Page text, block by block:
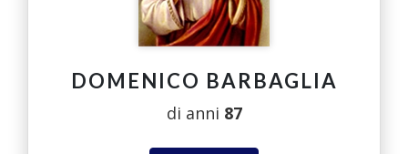
DOMENICO BARBAGLIA
di anni 87